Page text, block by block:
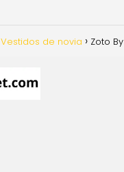
Vestidos de novia Zoto By